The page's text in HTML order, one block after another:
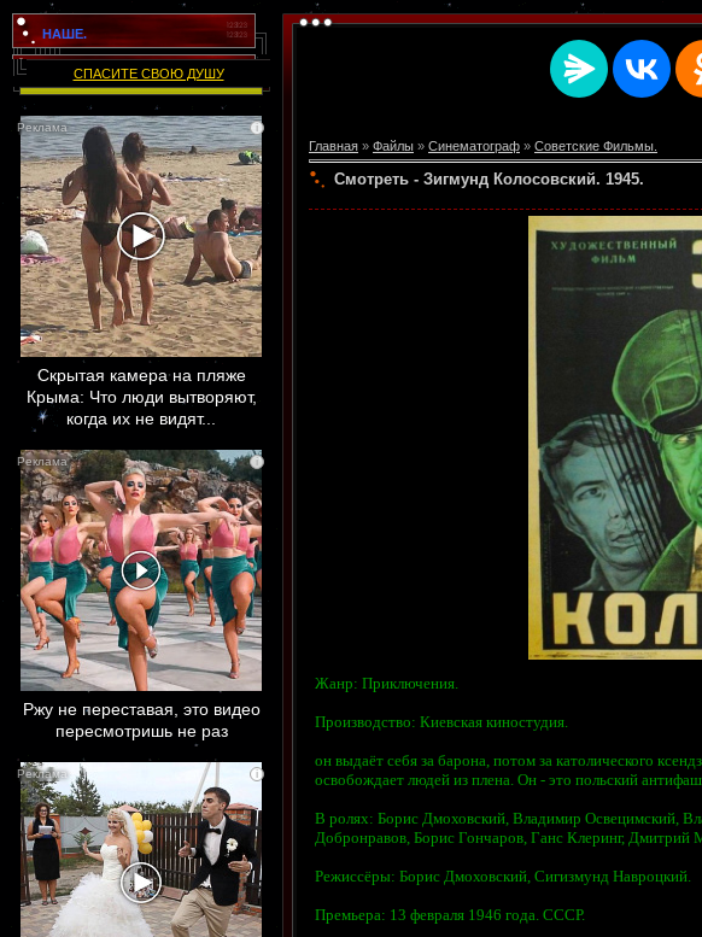
НАШЕ.
СПАСИТЕ СВОЮ ДУШУ
i
Скрытая камера на пляже
Крыма: Что люди вытворяют,
когда их не видят...
i
Ржу не переставая, это видео
пересмотришь не раз
i
Главная » Файлы » Синематограф » Советские Фильмы.
Смотреть - Зигмунд Колосовский. 1945.
Жанр: Приключения.
Производство: Киевская киностудия.
он выдаёт себя за барона, потом за католического
освобождает людей из плена. Он - это польский
В ролях: Борис Дмоховский, Владимир Освецимский,
Добронравов, Борис Гончаров, Ганс Клеринг,
Режиссёры: Борис Дмоховский, Сигизмунд Навроцкий.
Премьера: 13 февраля 1946 года. СССР.